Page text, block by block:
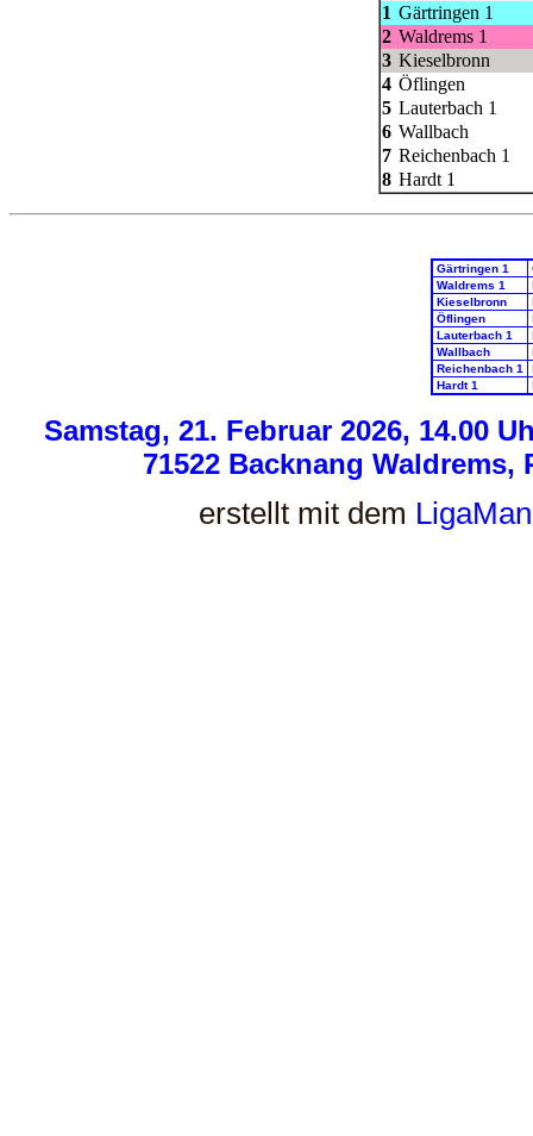
1 Gärtringen 1
2 Waldrems 1
3 Kieselbronn
4 Öflingen
5 Lauterbach 1
6 Wallbach
7 Reichenbach 1
8 Hardt 1
Gärtringen 1
Waldrems 1
Kieselbronn
Öflingen
Lauterbach 1
Wallbach
Reichenbach 1
Hardt 1
Samstag, 21. Februar 2026, 14.00
71522 Backnang
erstellt mit dem